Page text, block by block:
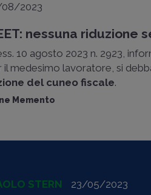
2023
nessuna riduzione
10 agosto 2023 n. 2923,
il medesimo lavoratore, si
del cuneo fiscale.
Memento
STERN
23/05/2023